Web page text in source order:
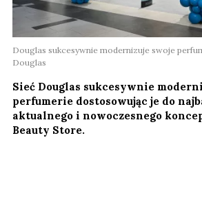
Douglas sukcesywnie modernizuje swoje
Douglas
Sieć Douglas sukcesywnie
perfumerie dostosowując je do
aktualnego i nowoczesnego
Beauty Store.